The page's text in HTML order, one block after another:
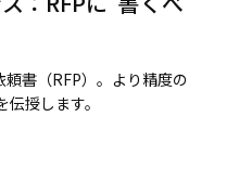
書（RFP）。より精度の
授します。